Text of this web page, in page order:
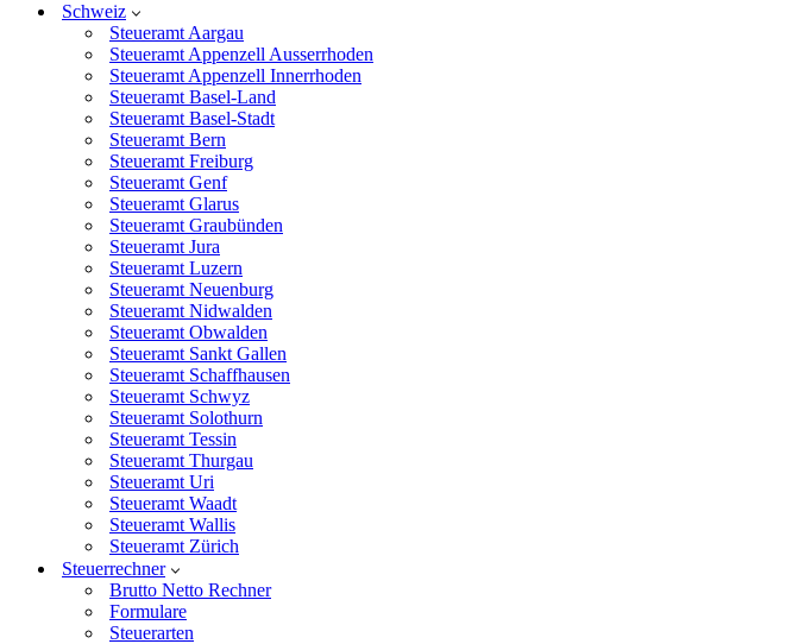
Schweiz
Steueramt Aargau
Steueramt Appenzell Ausserrhoden
Steueramt Appenzell Innerrhoden
Steueramt Basel-Land
Steueramt Basel-Stadt
Steueramt Bern
Steueramt Freiburg
Steueramt Genf
Steueramt Glarus
Steueramt Graubünden
Steueramt Jura
Steueramt Luzern
Steueramt Neuenburg
Steueramt Nidwalden
Steueramt Obwalden
Steueramt Sankt Gallen
Steueramt Schaffhausen
Steueramt Schwyz
Steueramt Solothurn
Steueramt Tessin
Steueramt Thurgau
Steueramt Uri
Steueramt Waadt
Steueramt Wallis
Steueramt Zürich
Steuerrechner
Brutto Netto Rechner
Formulare
Steuerarten